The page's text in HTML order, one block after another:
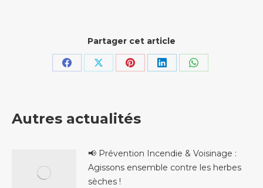
Partager cet article
PartagerPartagerPartagerPartagerPartager
Autres actualités
📢 Prévention Incendie & Voisinage :
Agissons ensemble contre les herbes
sèches !